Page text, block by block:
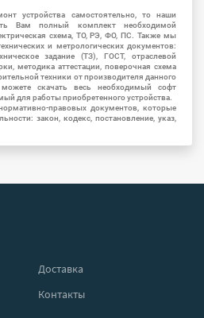
устройства самостоятельно, то наши
Вам полный комплект необходимой
схема, ТО, РЭ, ФО, ПС. Также мы
и метрологических документов:
задание (ТЗ), ГОСТ, отраслевой
методика аттестации, поверочная схема
техники от производителя данного
скачать весь необходимый софт
для работы приобретенного устройства.
правовых документов, которые
закон, кодекс, постановление, указ,
Доставка
Контакты